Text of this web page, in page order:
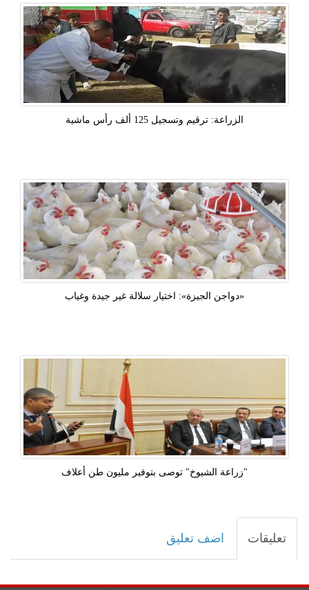
الزراعة: ترقيم وتسجيل 125 ألف رأس ماشية
«دواجن الجيزة»: اختيار سلالة غير جيدة وغياب
"زراعة الشيوخ" توصى بتوفير مليون طن أعلاف
تعليقات اضف تعليق